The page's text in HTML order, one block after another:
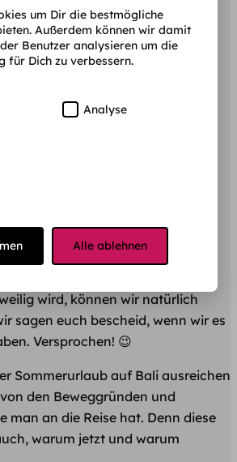
Auslandssemester, das erste
ist und sich der
Gegenübers wieder
auch schon die nächsten
Stirn und die Lippen bilden
das Wort „WARUM?“
Warum
Mit anderen Worten – reicht
Bali Sommerurlaub?
leben? Wird das nicht
wird, können wir natürlich
sagen euch bescheid, wenn wir es
Versprochen! 😉
Sommerurlaub auf Bali ausreichen
den Beweggründen und
man an die Reise hat. Denn diese
warum jetzt und warum
um Dir die bestmögliche
Außerdem können wir damit
Benutzer analysieren um die
für Dich zu verbessern.
Analyse
Alle ablehnen